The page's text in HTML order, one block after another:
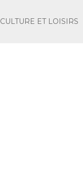
CULTURE ET LOISIRS